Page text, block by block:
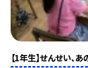
【1年生】せんせい、